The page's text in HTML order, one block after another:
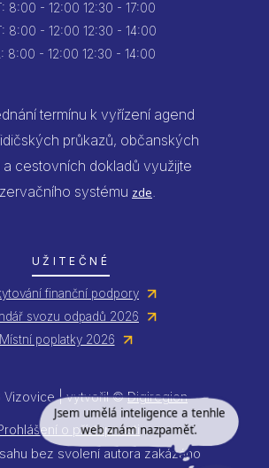
8:00 - 12:00 12:30 - 17:00
8:00 - 12:00 12:30 - 14:00
8:00 - 12:00 12:30 - 14:00
termínu k vyřízení agend
průkazů, občanských
a cestovních dokladů využijte
systému zde.
UŽITEČNÉ
finanční podpory
svozu odpadů 2026
Místní poplatky 2026
Vizovice | vytvořil ©Digiregion
o přístupnosti
bez svolení autora zakázáno
Jsem umělá inteligence a tenhle
web znám nazpaměť.